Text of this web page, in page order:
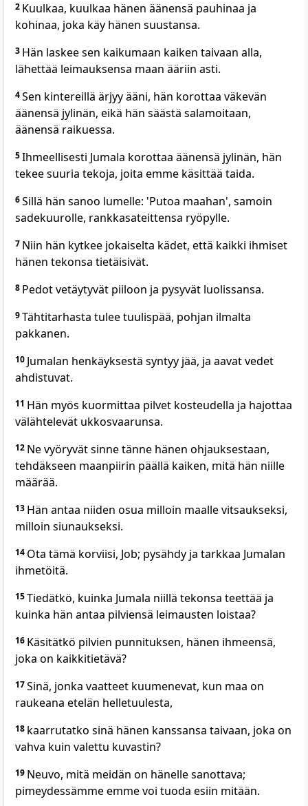
2 Kuulkaa, kuulkaa hänen äänensä pauhinaa ja
kohinaa, joka käy hänen suustansa.
3 Hän laskee sen kaikumaan kaiken taivaan alla,
lähettää leimauksensa maan ääriin asti.
4Sen kintereillä ärjyy ääni, hän korottaa väkevän
äänensä jylinän, eikä hän säästä salamoitaan,
äänensä raikuessa.
5Ihmeellisesti Jumala korottaa äänensä jylinän, hän
tekee suuria tekoja, joita emme käsittää taida.
6Sillä hän sanoo lumelle: 'Putoa maahan', samoin
sadekuurolle, rankkasateittensa ryöpylle.
7 Niin hän kytkee jokaiselta kädet, että kaikki ihmiset
hänen tekonsa tietäisivät.
8 Pedot vetäytyvät piiloon ja pysyvät luolissansa.
9Tähtitarhasta tulee tuulispää, pohjan ilmalta
pakkanen.
10 Jumalan henkäyksestä syntyy jää, ja aavat vedet
ahdistuvat.
11 Hän myös kuormittaa pilvet kosteudella ja hajottaa
välähtelevät ukkosvaarunsa.
12 Ne vyöryvät sinne tänne hänen ohjauksestaan,
tehdäkseen maanpiirin päällä kaiken, mitä hän niille
määrää.
13 Hän antaa niiden osua milloin maalle vitsaukseksi,
milloin siunaukseksi.
14 Ota tämä korviisi, Job; pysähdy ja tarkkaa Jumalan
ihmetöitä.
15Tiedätkö, kuinka Jumala niillä tekonsa teettää ja
kuinka hän antaa pilviensä leimausten loistaa?
16 Käsitätkö pilvien punnituksen, hänen ihmeensä,
joka on kaikkitietävä?
17Sinä, jonka vaatteet kuumenevat, kun maa on
raukeana etelän helletuulesta,
18 kaarrutatko sinä hänen kanssansa taivaan, joka on
vahva kuin valettu kuvastin?
19 Neuvo, mitä meidän on hänelle sanottava;
pimeydessämme emme voi tuoda esiin mitään.